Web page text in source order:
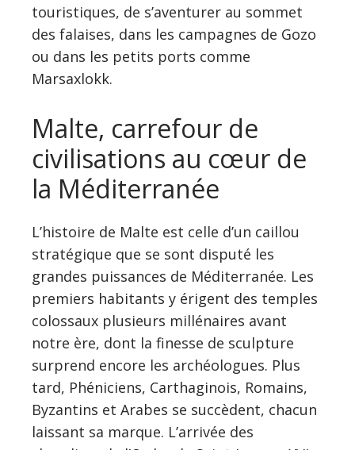
touristiques, de s’aventurer au sommet
des falaises, dans les campagnes de Gozo
ou dans les petits ports comme
Marsaxlokk.
Malte, carrefour de
civilisations au cœur de
la Méditerranée
L’histoire de Malte est celle d’un caillou
stratégique que se sont disputé les
grandes puissances de Méditerranée. Les
premiers habitants y érigent des temples
colossaux plusieurs millénaires avant
notre ère, dont la finesse de sculpture
surprend encore les archéologues. Plus
tard, Phéniciens, Carthaginois, Romains,
Byzantins et Arabes se succèdent, chacun
laissant sa marque. L’arrivée des